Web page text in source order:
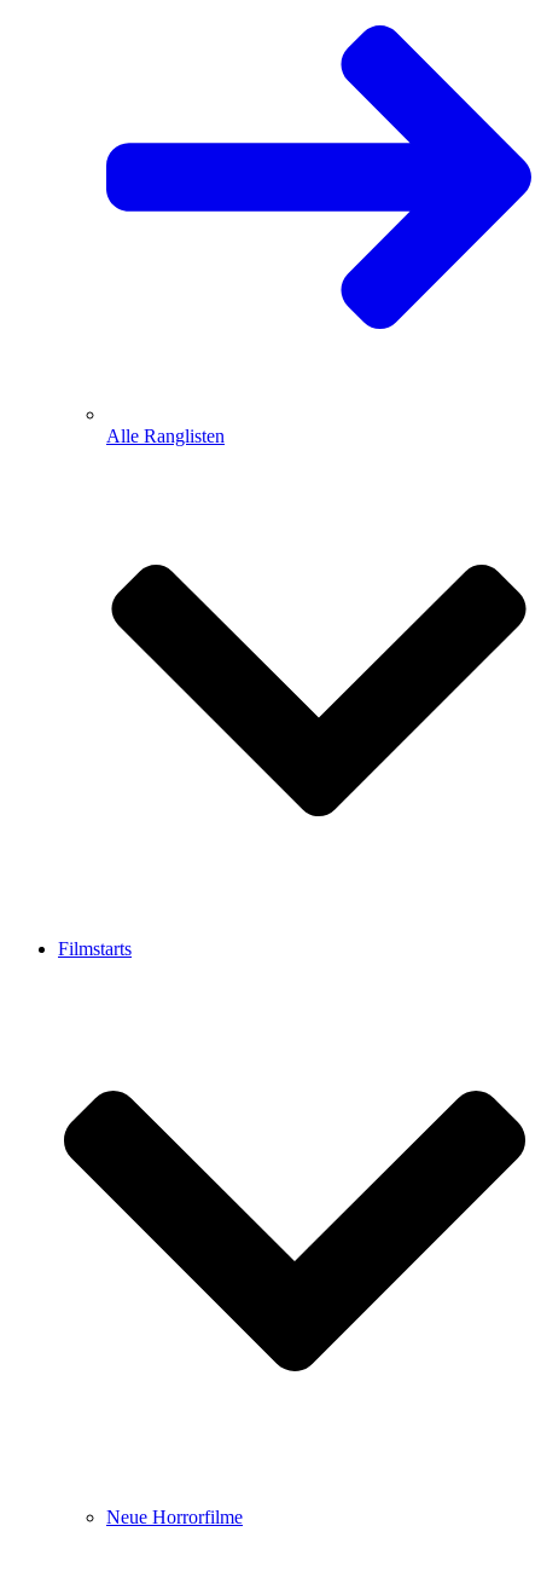
Alle Ranglisten
Filmstarts
Neue Horrorfilme